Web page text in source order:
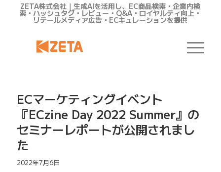
ZETA株式会社｜生成AIを活用し、EC商品検索・企業内検
索・ハッシュタグ・レビュー・Q&A・ロイヤルティ向上・
リテールメディア広告・ECキュレーションを提供
ECマーケティングイベント
『ECzine Day 2022 Summer』の
セミナーレポートが公開されまし
た
2022年7月6日